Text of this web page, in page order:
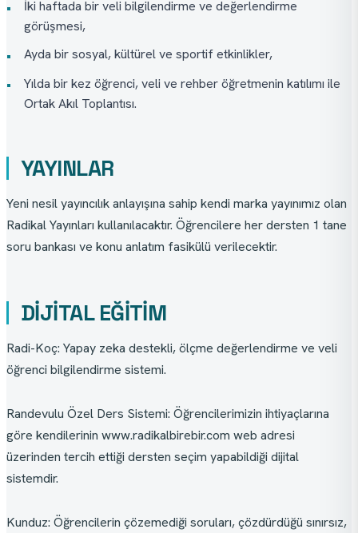
•
İki haftada bir veli bilgilendirme ve değerlendirme
görüşmesi,
•
Ayda bir sosyal, kültürel ve sportif etkinlikler,
•
Yılda bir kez öğrenci, veli ve rehber öğretmenin katılımı ile
Ortak Akıl Toplantısı.
YAYINLAR
Yeni nesil yayıncılık anlayışına sahip kendi marka yayınımız olan
Radikal Yayınları kullanılacaktır. Öğrencilere her dersten 1 tane
soru bankası ve konu anlatım fasikülü verilecektir.
DİJİTAL EĞİTİM
Radi-Koç: Yapay zeka destekli, ölçme değerlendirme ve veli
öğrenci bilgilendirme sistemi.
Randevulu Özel Ders Sistemi: Öğrencilerimizin ihtiyaçlarına
göre kendilerinin www.radikalbirebir.com web adresi
üzerinden tercih ettiği dersten seçim yapabildiği dijital
sistemdir.
Kunduz: Öğrencilerin çözemediği soruları, çözdürdüğü sınırsız,